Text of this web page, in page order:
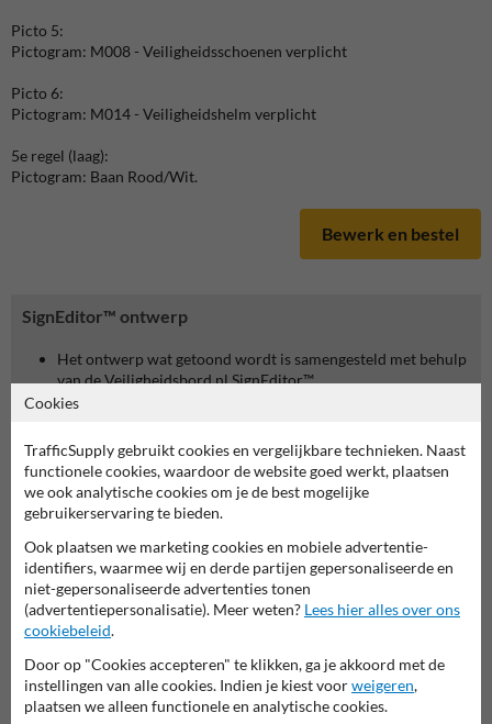
SignEditor™ ontwerp
Het ontwerp wat getoond wordt is samengesteld met behulp
van de Veiligheidsbord.nl SignEditor™.
Je kan dit ontwerp zelf verder personaliseren en bestellen.
7061reviews
Rating
Picto 5:
Pictogram: M008 - Veiligheidsschoenen verplicht
Picto 6:
Pictogram: M014 - Veiligheidshelm verplicht
5e regel (laag):
Pictogram: Baan Rood/Wit.
Bewerk en bestel
Cookies
TrafficSupply gebruikt cookies en vergelijkbare technieken. Naast
functionele cookies, waardoor de website goed werkt, plaatsen
we ook analytische cookies om je de best mogelijke
gebruikerservaring te bieden.
Ook plaatsen we marketing cookies en mobiele advertentie-
identifiers, waarmee wij en derde partijen gepersonaliseerde en
niet-gepersonaliseerde advertenties tonen
(advertentiepersonalisatie). Meer weten? Lees hier alles over ons
cookiebeleid.
Door op "Cookies accepteren" te klikken, ga je akkoord met de
instellingen van alle cookies. Indien je kiest voorweigeren,
plaatsen we alleen functionele en analytische cookies.